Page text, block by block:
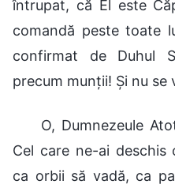
întrupat, că El este
comandă peste toate
confirmat de Duhul
precum munții! Și nu se
O, Dumnezeule
Cel care ne-ai deschis
ca orbii să vadă, ca